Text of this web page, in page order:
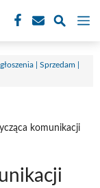
| Sprzedam |
komunikacji